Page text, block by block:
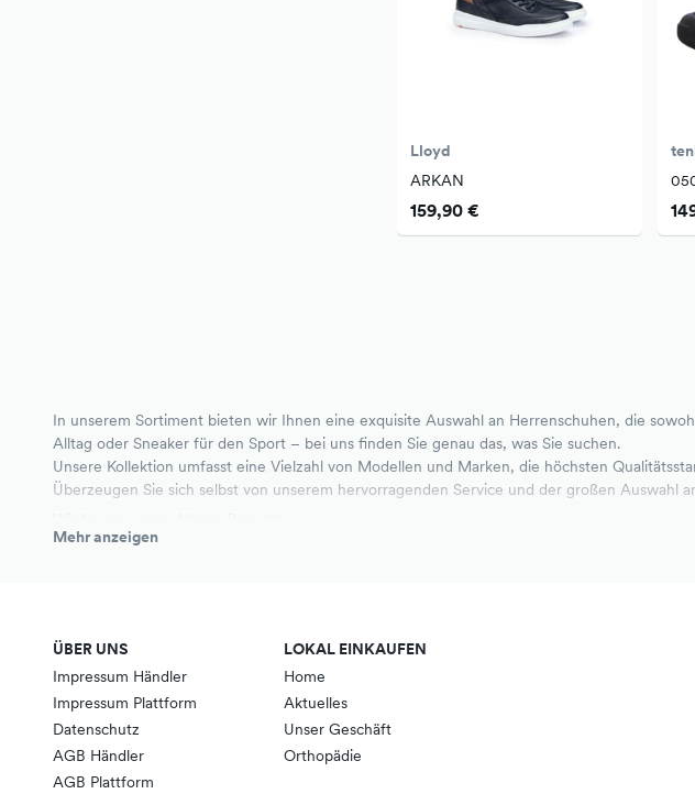
Lloyd
ARKAN
159,90 €
In unserem Sortiment bieten wir Ihnen eine exquisite Auswahl an Herrenschuhen, die
Alltag oder Sneaker für den Sport – bei uns finden Sie genau das, was Sie suchen.
Unsere Kollektion umfasst eine Vielzahl von Modellen und Marken, die höchsten
Überzeugen Sie sich selbst von unserem hervorragenden Service und der großen Auswahl
Mehr anzeigen
ÜBER UNS
Impressum Händler
Impressum Plattform
Datenschutz
AGB Händler
AGB Plattform
LOKAL EINKAUFEN
Home
Aktuelles
Unser Geschäft
Orthopädie